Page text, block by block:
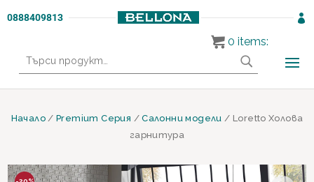
0888409813 
за:
Начало/Premium Серия /Салонни модели / Loretto Холова
гарнитура
0 items: